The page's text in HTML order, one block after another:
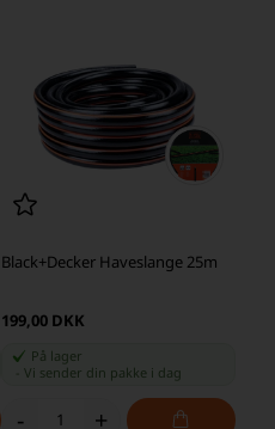
Black+Decker Haveslange 25m
199,00 DKK
På lager
Vi sender din pakke i dag
- +